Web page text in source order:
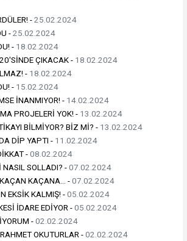
-25.02.2024
-25.02.2024
- 18.02.2024
ÇIKACAK - 18.02.2024
- 18.02.2024
- 15.02.2024
İNANMIYOR! - 14.02.2024
PROJELERİ YOK! - 13.02.2024
BİLMİYOR? BİZ Mİ? - 13.02.2024
DİP YAPTI - 11.02.2024
-08.02.2024
NASIL SOLLADI? -07.02.2024
KAÇANA… -07.02.2024
EKSİK KALMIŞ! -05.02.2024
İDARE EDİYOR -05.02.2024
-02.02.2024
OKUTURLAR -02.02.2024